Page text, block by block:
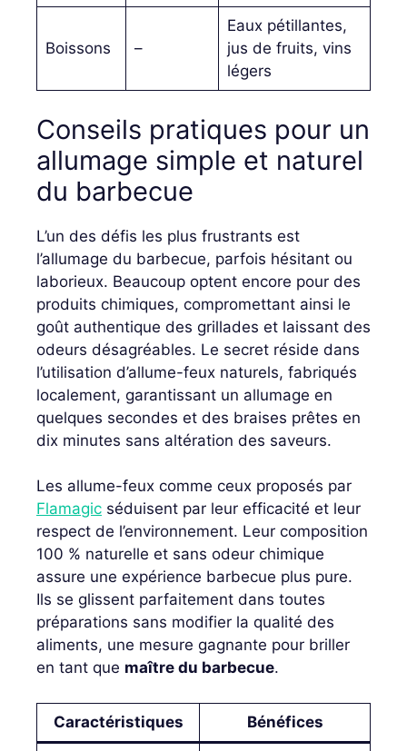
Boissons –
Eaux pétillantes,
jus de fruits, vins
légers
Conseils pratiques pour un
allumage simple et naturel
du barbecue
L’un des défis les plus frustrants est
l’allumage du barbecue, parfois hésitant ou
laborieux. Beaucoup optent encore pour des
produits chimiques, compromettant ainsi le
goût authentique des grillades et laissant des
odeurs désagréables. Le secret réside dans
l’utilisation d’allume-feux naturels, fabriqués
localement, garantissant un allumage en
quelques secondes et des braises prêtes en
dix minutes sans altération des saveurs.
Les allume-feux comme ceux proposés par
Flamagic séduisent par leur efficacité et leur
respect de l’environnement. Leur composition
100 % naturelle et sans odeur chimique
assure une expérience barbecue plus pure.
Ils se glissent parfaitement dans toutes
préparations sans modifier la qualité des
aliments, une mesure gagnante pour briller
en tant que maître du barbecue.
Caractéristiques Bénéfices